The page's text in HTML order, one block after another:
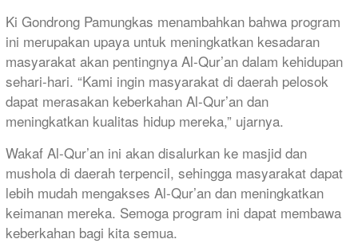
Ki Gondrong Pamungkas menambahkan bahwa program
ini merupakan upaya untuk meningkatkan kesadaran
masyarakat akan pentingnya Al-Qur’an dalam kehidupan
sehari-hari. “Kami ingin masyarakat di daerah pelosok
dapat merasakan keberkahan Al-Qur’an dan
meningkatkan kualitas hidup mereka,” ujarnya.
Wakaf Al-Qur’an ini akan disalurkan ke masjid dan
mushola di daerah terpencil, sehingga masyarakat dapat
lebih mudah mengakses Al-Qur’an dan meningkatkan
keimanan mereka. Semoga program ini dapat membawa
keberkahan bagi kita semua.